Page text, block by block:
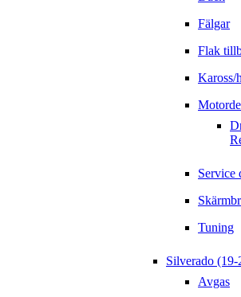
Fälgar
Flak
Kaross/
Service
Tuning
Silverado (19-
Avgas